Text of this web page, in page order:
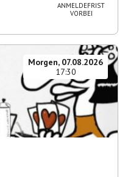
ANMELDEFRIST
VORBEI
Morgen, 07.08.2026
17:30